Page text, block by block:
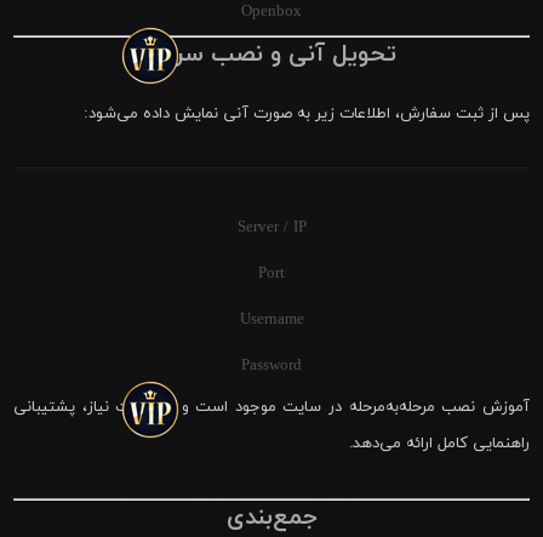
Openbox
تحویل آنی و نصب سریع
پس از ثبت سفارش، اطلاعات زیر به صورت آنی نمایش داده می‌شود:
Server / IP
Port
Username
Password
آموزش نصب مرحله‌به‌مرحله در سایت موجود است و در صورت نیاز، پشتیبانی
راهنمایی کامل ارائه می‌دهد.
جمع‌بندی